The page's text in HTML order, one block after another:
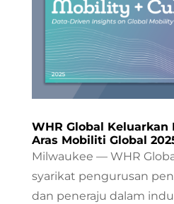
WHR Global Keluarkan
Aras Mobiliti Global
Milwaukee — WHR
syarikat pengurusan
dan peneraju dalam